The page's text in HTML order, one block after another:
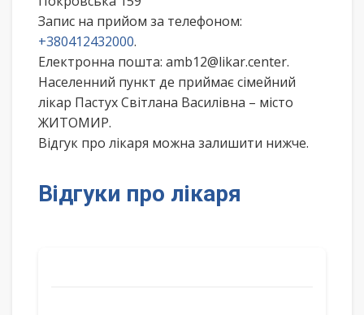
Запис на прийом за телефоном:
+380412432000.
Електронна пошта: amb12@likar.center.
Населенний пункт де приймає сімейний
лікар Пастух Світлана Василівна – місто
ЖИТОМИР.
Відгук про лікаря можна залишити нижче.
Відгуки про лікаря